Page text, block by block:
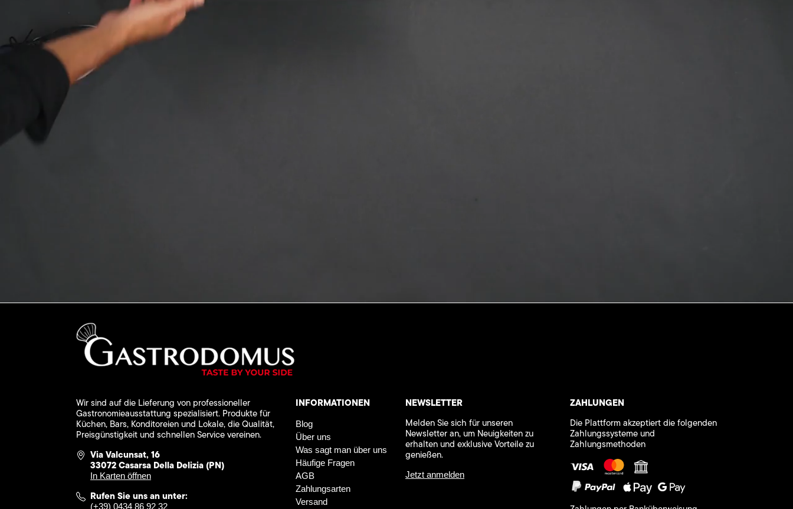
Wir sind auf die Lieferung von professioneller
Gastronomieausstattung spezialisiert. Produkte für
Küchen, Bars, Konditoreien und Lokale, die Qualität,
Preisgünstigkeit und schnellen Service vereinen.
Via Valcunsat, 16
33072 Casarsa Della Delizia (PN)
In Karten öffnen
Rufen Sie uns an unter:
(+39) 0434 86 92 32
INFORMATIONEN
Blog
Über uns
Was sagt man über uns
Häufige Fragen
AGB
Zahlungsarten
Versand
NEWSLETTER
Melden Sie sich für unseren
Newsletter an, um Neuigkeiten zu
erhalten und exklusive Vorteile zu
genießen.
Jetzt anmelden
ZAHLUNGEN
Die Plattform akzeptiert die folgenden
Zahlungssysteme und
Zahlungsmethoden